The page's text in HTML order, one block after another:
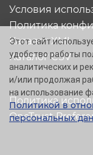
Условия
Политика
Каталог XML
Каталог CSV
Политика
OneTrust
Этот сайт
удобство работы
аналитических и
и/или продолжая
на использование
Политикой в
персональных